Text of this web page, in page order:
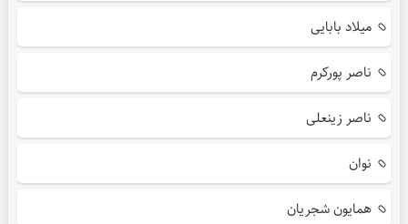
میلاد بابایی
ناصر پورکرم
ناصر زینعلی
نوان
همایون شجریان